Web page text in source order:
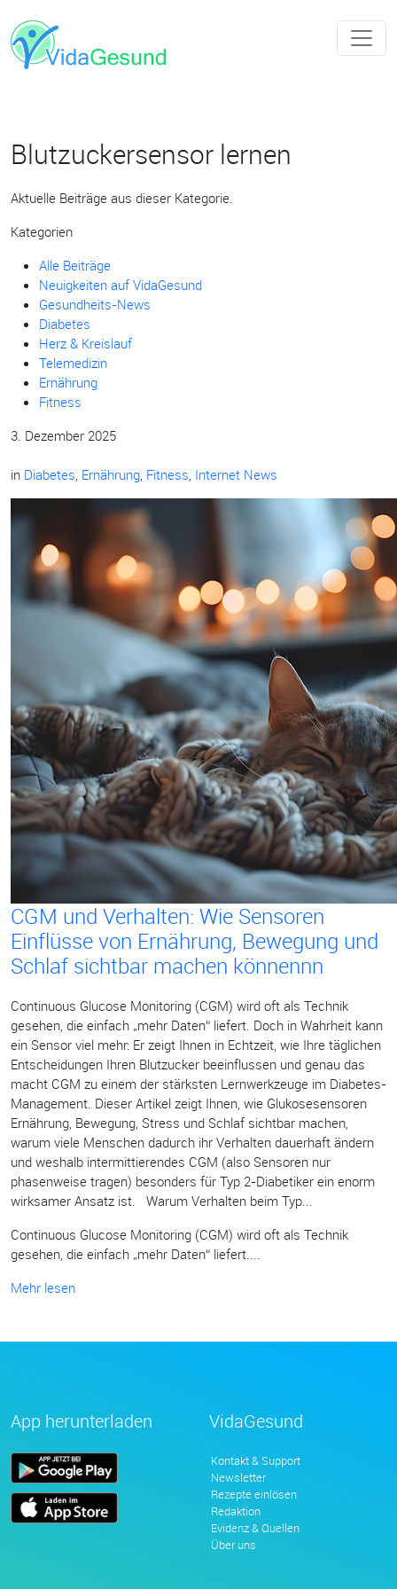
Blutzuckersensor lernen
Aktuelle Beiträge aus dieser Kategorie.
Kategorien
Alle Beiträge
Neuigkeiten auf VidaGesund
Gesundheits-News
Diabetes
Herz & Kreislauf
Telemedizin
Ernährung
Fitness
3. Dezember 2025
in Diabetes, Ernährung, Fitness, Internet News
CGM und Verhalten: Wie Sensoren
Einflüsse von Ernährung, Bewegung und
Schlaf sichtbar machen könnennn
Continuous Glucose Monitoring (CGM) wird oft als Technik
gesehen, die einfach „mehr Daten“ liefert. Doch in Wahrheit kann
ein Sensor viel mehr: Er zeigt Ihnen in Echtzeit, wie Ihre täglichen
Entscheidungen Ihren Blutzucker beeinflussen und genau das
macht CGM zu einem der stärksten Lernwerkzeuge im Diabetes-
Management. Dieser Artikel zeigt Ihnen, wie Glukosesensoren
Ernährung, Bewegung, Stress und Schlaf sichtbar machen,
warum viele Menschen dadurch ihr Verhalten dauerhaft ändern
und weshalb intermittierendes CGM (also Sensoren nur
phasenweise tragen) besonders für Typ 2-Diabetiker ein enorm
wirksamer Ansatz ist. Warum Verhalten beim Typ...
Continuous Glucose Monitoring (CGM) wird oft als Technik
gesehen, die einfach „mehr Daten“ liefert....
Mehr lesen
App herunterladen VidaGesund
Kontakt & Support
Newsletter
Rezepte einlösen
Redaktion
Evidenz & Quellen
Über uns